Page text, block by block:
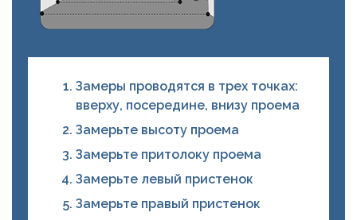
Замеры проводятся в трех точках:
вверху, посередине, внизу проема
Замерьте высоту проема
Замерьте притолоку проема
Замерьте левый пристенок
Замерьте правый пристенок